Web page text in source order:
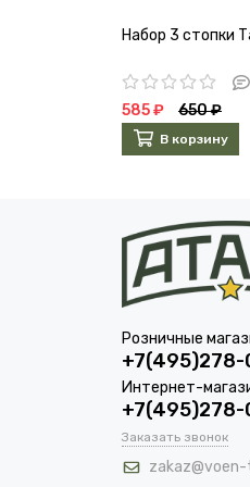
Набор 3 стопки
585 ₽ 650 ₽
В корзину
Розничные
Интернет-
Заказать звонок